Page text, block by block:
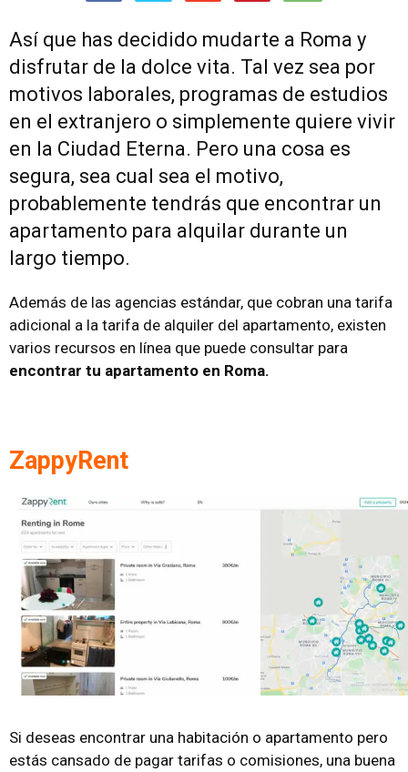
Así que has decidido mudarte a Roma y
disfrutar de la dolce vita. Tal vez sea por
motivos laborales, programas de estudios
en el extranjero o simplemente quiere vivir
en la Ciudad Eterna. Pero una cosa es
segura, sea cual sea el motivo,
probablemente tendrás que encontrar un
apartamento para alquilar durante un
largo tiempo.
Además de las agencias estándar, que cobran una tarifa
adicional a la tarifa de alquiler del apartamento, existen
varios recursos en línea que puede consultar para
encontrar tu apartamento en Roma.
ZappyRent
Si deseas encontrar una habitación o apartamento pero
estás cansado de pagar tarifas o comisiones, una buena